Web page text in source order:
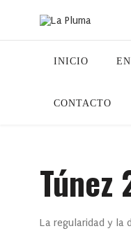
INICIO
CONTACTO
Túnez
La regularidad y la